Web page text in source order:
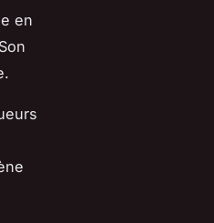
en